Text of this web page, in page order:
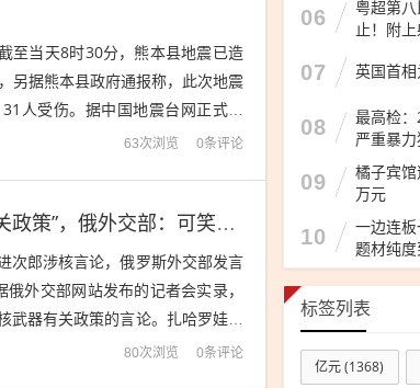
至当天8时30分，熊本县地震已造
另据熊本县政府通报称，此次地震
人受伤。据中国地震台网正式测
63次浏览 0条评论
小泉进次郎称“日本应毫无禁忌地讨论核武相关政策”，俄外交部：可笑又可悲，日本难道不需要铭记80年前是谁如何用核武器对付日本民众吗？
次郎涉核言论，俄罗斯外交部发言
外交部网站发布的记者会实录，
武器有关政策的言论。扎哈罗娃对
80次浏览 0条评论
06
粤超第
止！附
07 英国首相
08
最高检
严重暴
09
橘子宾
万元
10
一边连
题材纯度
标签列表
亿元(1368)